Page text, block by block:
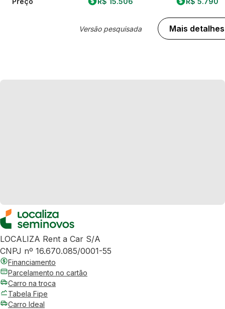
Versão pesquisada Mais detalhes
LOCALIZA Rent a Car S/A
CNPJ nº 16.670.085/0001-55
Financiamento
Parcelamento no cartão
Carro na troca
Tabela Fipe
Carro Ideal